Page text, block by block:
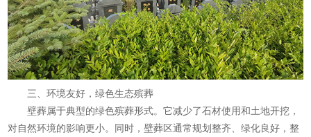
三、环境友好，绿色生态殡葬
壁葬属于典型的绿色殡葬形式。它减少了石材使用和土地开挖，
对自然环境的影响更小。同时，壁葬区通常规划整齐、绿化良好，整